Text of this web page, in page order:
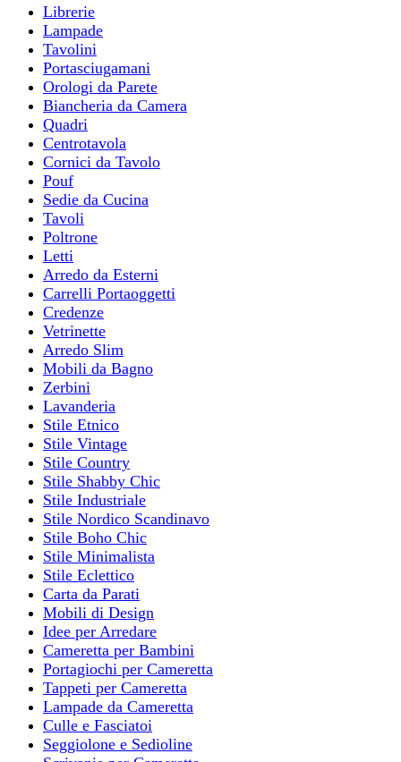
Librerie
Lampade
Tavolini
Portasciugamani
Orologi da Parete
Biancheria da Camera
Quadri
Centrotavola
Cornici da Tavolo
Pouf
Sedie da Cucina
Tavoli
Poltrone
Letti
Arredo da Esterni
Carrelli Portaoggetti
Credenze
Vetrinette
Arredo Slim
Mobili da Bagno
Zerbini
Lavanderia
Stile Etnico
Stile Vintage
Stile Country
Stile Shabby Chic
Stile Industriale
Stile Nordico Scandinavo
Stile Boho Chic
Stile Minimalista
Stile Eclettico
Carta da Parati
Mobili di Design
Idee per Arredare
Cameretta per Bambini
Portagiochi per Cameretta
Tappeti per Cameretta
Lampade da Cameretta
Culle e Fasciatoi
Seggiolone e Sedioline